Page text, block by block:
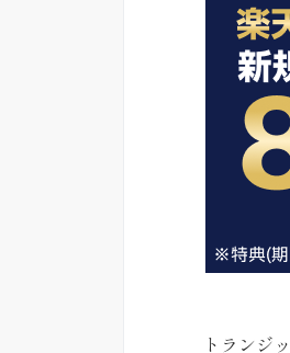
トランジ